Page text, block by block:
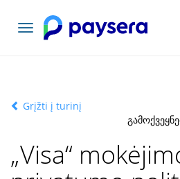
Toggle
navigation
Grįžti į turinį
„Visa“